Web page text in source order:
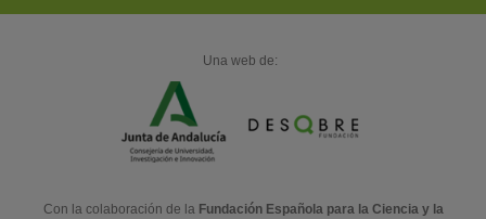
Una web de:
Con la colaboración de la Fundación Española para la Ciencia y la